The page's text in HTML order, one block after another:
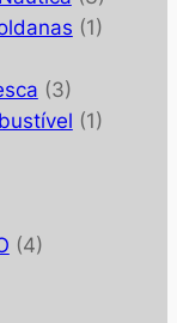
(1)
(3)
(1)
(4)